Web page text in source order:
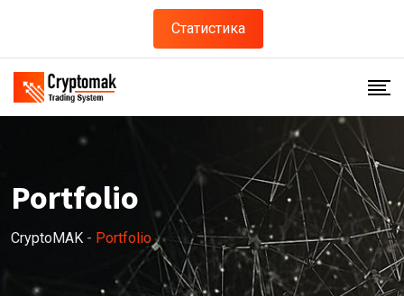
Статистика
Portfolio
CryptoMAK - Portfolio